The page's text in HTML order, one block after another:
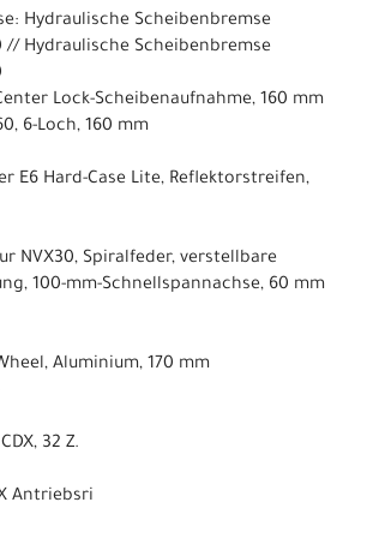
Hydraulische Scheibenbremse
// Hydraulische Scheibenbremse
Lock-Scheibenaufnahme, 160 mm
6-Loch, 160 mm
E6 Hard-Case Lite, Reflektorstreifen,
NVX30, Spiralfeder, verstellbare
100-mm-Schnellspannachse, 60 mm
Aluminium, 170 mm
32 Z.
Antriebsri